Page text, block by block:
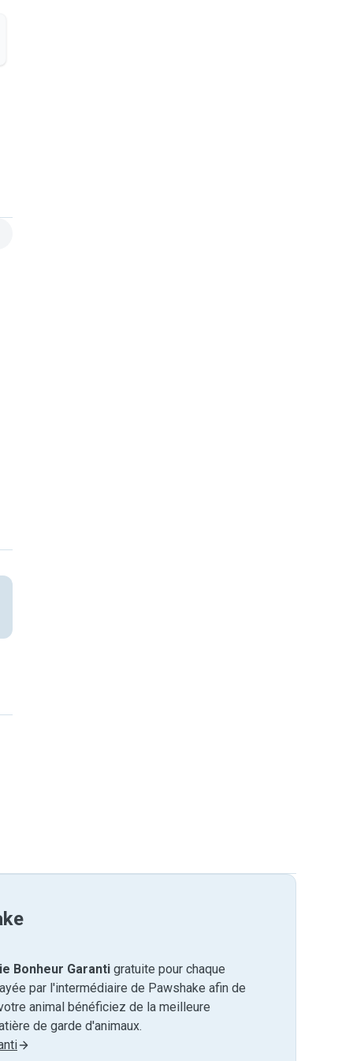
Bonheur Garanti gratuite pour chaque
par l'intermédiaire de Pawshake afin de
animal bénéficiez de la meilleure
de garde d'animaux.